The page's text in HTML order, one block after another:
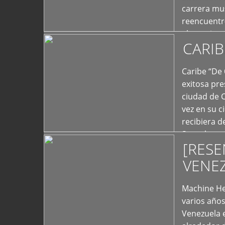
carrera
el exterior
Caribe
exitosa
ciudad de
vez en su
recibiera
Store los
Machine
varios
Venezuela